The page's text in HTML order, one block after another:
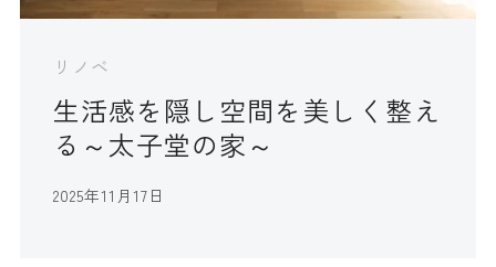
リノベ
生活感を隠し空間を美しく整え
る～太子堂の家～
2025年11月17日